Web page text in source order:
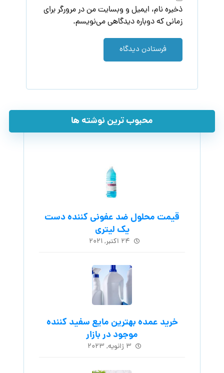
ذخیره نام، ایمیل و وبسایت من در مرورگر برای
زمانی که دوباره دیدگاهی می‌نویسم.
فرستادن دیدگاه
محبوب ترین نوشته ها
قیمت محلول ضد عفونی کننده دست
یک لیتری
۲۴ اکتبر, ۲۰۲۱
خرید عمده بهترین مایع سفید کننده
موجود در بازار
۳ ژانویه, ۲۰۲۳